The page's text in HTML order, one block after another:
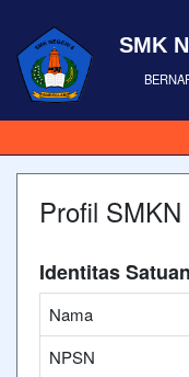
SMK
Profil
Identitas
Nama
NPSN